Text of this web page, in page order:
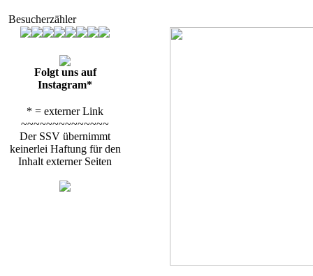
Besucherzähler
Folgt uns auf
Instagram*
* = externer Link
~~~~~~~~~~~~~~
Der SSV übernimmt
keinerlei Haftung für den
Inhalt externer Seiten